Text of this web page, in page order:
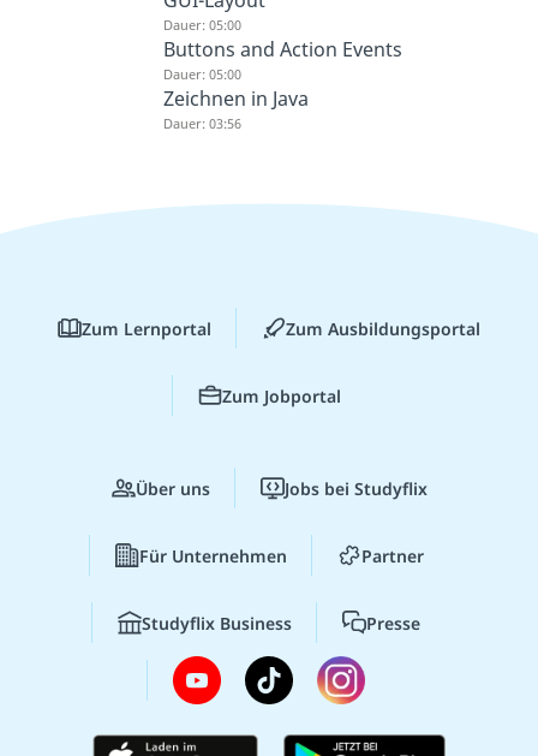
Dauer: 05:00
Buttons and Action Events
Dauer: 05:00
Zeichnen in Java
Dauer: 03:56
Zum Lernportal Zum Ausbildungsportal
Zum Jobportal
Über uns Jobs bei Studyflix
Für Unternehmen Partner
Studyflix Business Presse